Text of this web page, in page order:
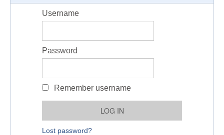
Username
Password
Remember username
Lost password?